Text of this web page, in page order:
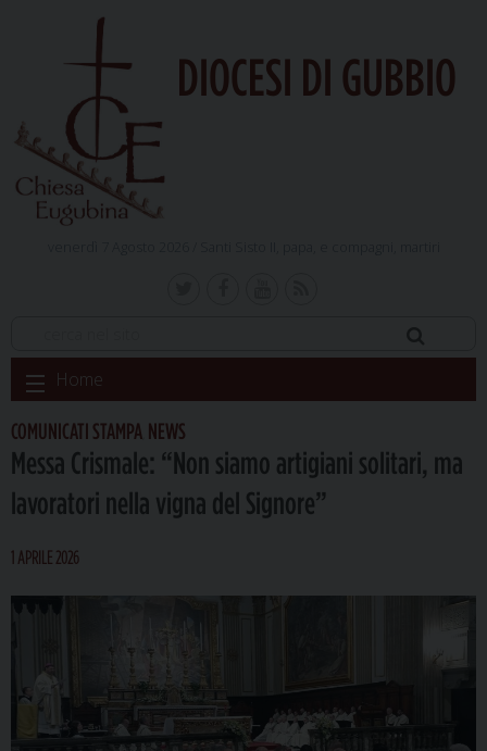
DIOCESI DI GUBBIO
Skip
to
content
Home
COMUNICATI STAMPA NEWS
Messa Crismale: “Non siamo artigiani solitari, ma
lavoratori nella vigna del Signore”
1 APRILE 2026